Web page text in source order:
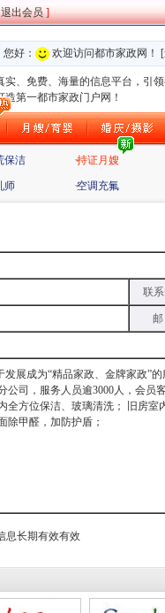
退出会员]
您好： 欢迎访问都市家政网！ [
实、免费、海量的信息平台，引
造第一都市家政门户网！
保洁 持证月嫂
师 空调充氟
联
邮
展成为“精品家政、金牌家政”
公司，服务人员逾3000人，会
全方位保洁、玻璃清洗； 旧房
除甲醛，加防护盾；
息长期有效有效